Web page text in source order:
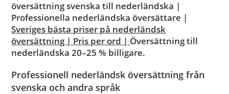
översättning svenska till nederländska |
Professionella nederländska översättare |
Sveriges bästa priser på nederländsk
översättning | Pris per ord | Översättning till
nederländska20–25 % billigare.
Professionell nederländsk översättning från
svenska och andra språk